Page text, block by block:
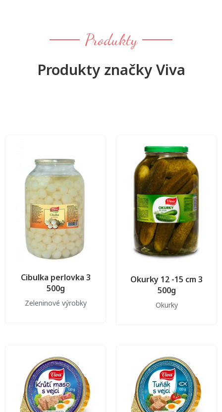
Produkty
Produkty značky Viva
Cibulka perlovka 3
500g
Zeleninové výrobky
Okurky 12 -15 cm 3
500g
Okurky